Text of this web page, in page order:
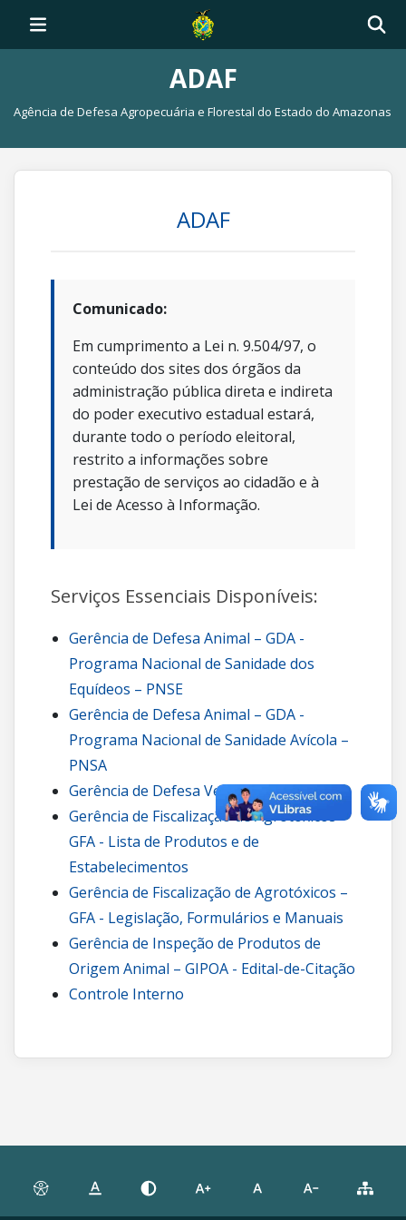
ADAF
Agência de Defesa Agropecuária e Florestal do Estado do Amazonas
ADAF
Comunicado:
Em cumprimento a Lei n. 9.504/97, o
conteúdo dos sites dos órgãos da
administração pública direta e indireta
do poder executivo estadual estará,
durante todo o período eleitoral,
restrito a informações sobre
prestação de serviços ao cidadão e à
Lei de Acesso à Informação.
Serviços Essenciais Disponíveis:
Gerência de Defesa Animal – GDA -
Programa Nacional de Sanidade dos
Equídeos – PNSE
Gerência de Defesa Animal – GDA -
Programa Nacional de Sanidade Avícola –
PNSA
Gerência de Defesa Vegetal – GDV
Gerência de Fiscalização de Agrotóxicos –
GFA - Lista de Produtos e de
Estabelecimentos
Gerência de Fiscalização de Agrotóxicos –
GFA - Legislação, Formulários e Manuais
Gerência de Inspeção de Produtos de
Origem Animal – GIPOA - Edital-de-Citação
Controle Interno